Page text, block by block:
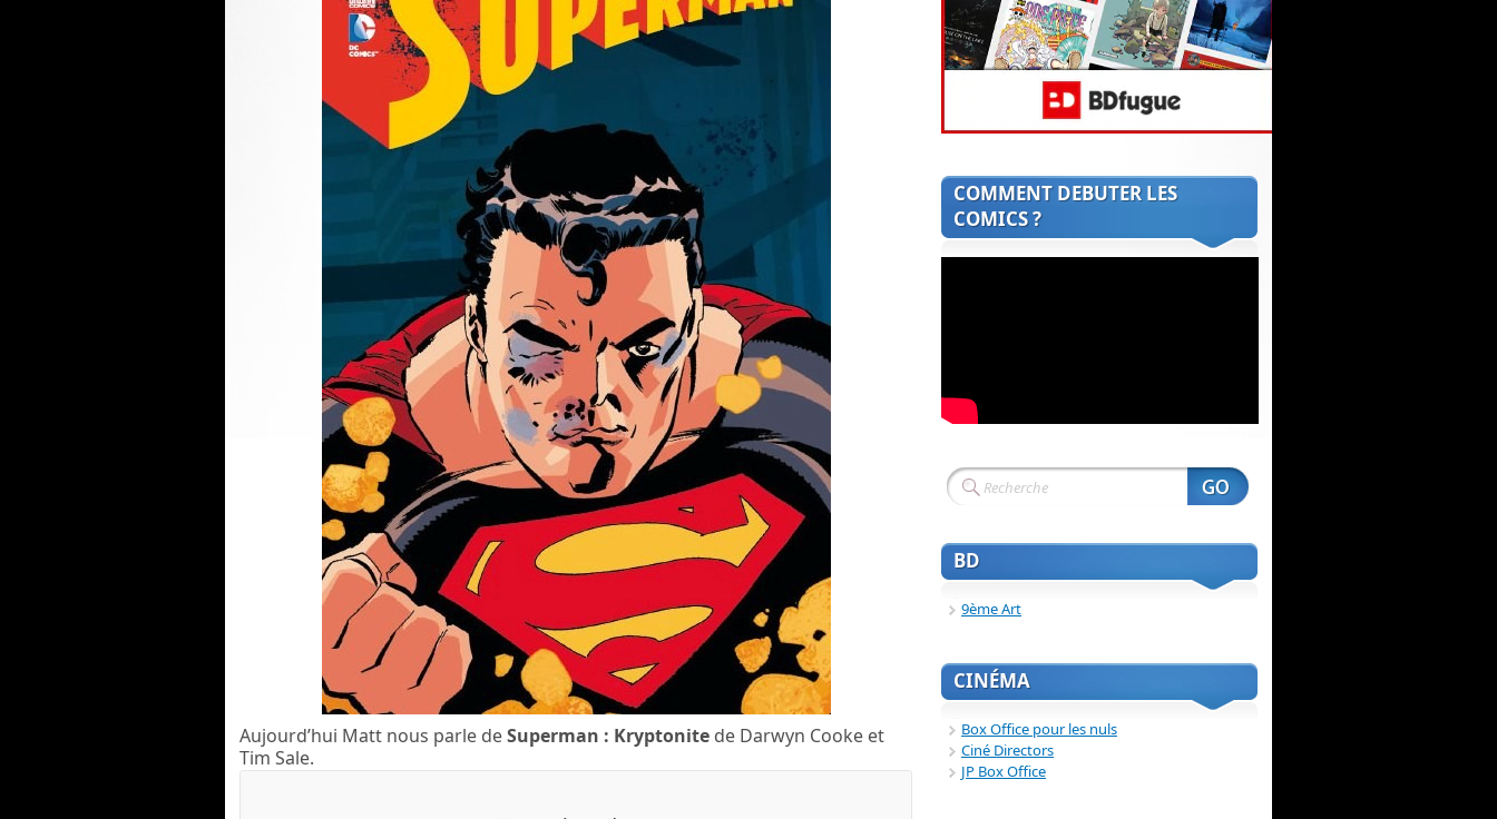
Aujourd’hui Matt nous parle deSuperman : Kryptonite de Darwyn Cooke et
Tim Sale.
COMMENT DEBUTER LES
COMICS ?
BD
9ème Art
CINÉMA
Box Office pour les nuls
Ciné Directors
JP Box Office